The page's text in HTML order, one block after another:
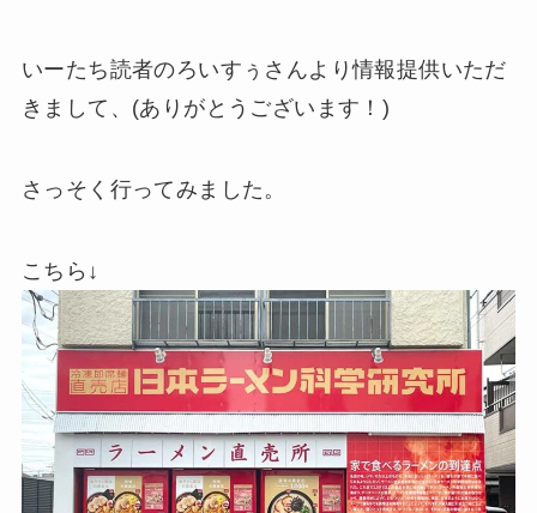
いーたち読者のろいすぅさんより情報提供いただ
きまして、(ありがとうございます！)
さっそく行ってみました。
こちら↓